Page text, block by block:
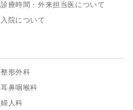
診療時間・外来担当医について
入院について
整形外科
耳鼻咽喉科
婦人科